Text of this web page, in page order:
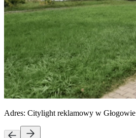
Adres: Citylight reklamowy w Głogowie